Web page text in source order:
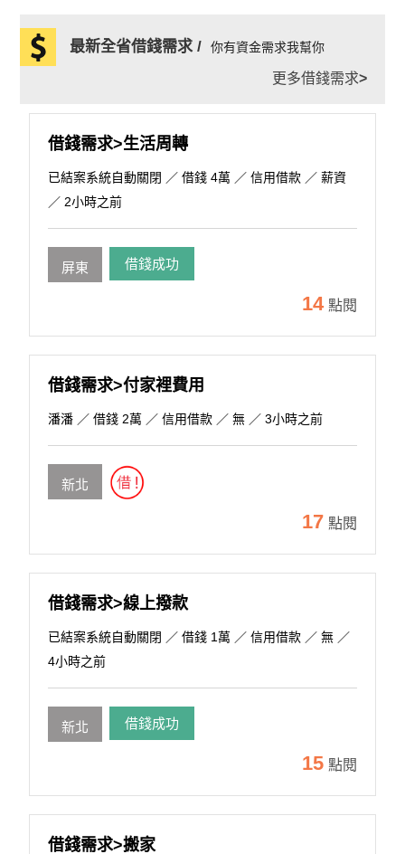
最新全省借錢需求 / 你有資金需求我幫你
更多借錢需求>
借錢需求>生活周轉
已結案系統自動關閉 ／ 借錢 4萬 ／ 信用借款 ／ 薪資
／ 2小時之前
屏東 借錢成功
14 點閱
借錢需求>付家裡費用
潘潘 ／ 借錢 2萬 ／ 信用借款 ／ 無 ／ 3小時之前
新北
17 點閱
借錢需求>線上撥款
已結案系統自動關閉 ／ 借錢 1萬 ／ 信用借款 ／ 無 ／
4小時之前
新北 借錢成功
15 點閱
借錢需求>搬家